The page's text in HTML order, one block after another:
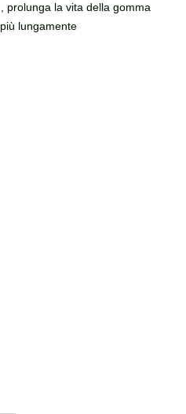
prolunga la vita della gomma
lungamente